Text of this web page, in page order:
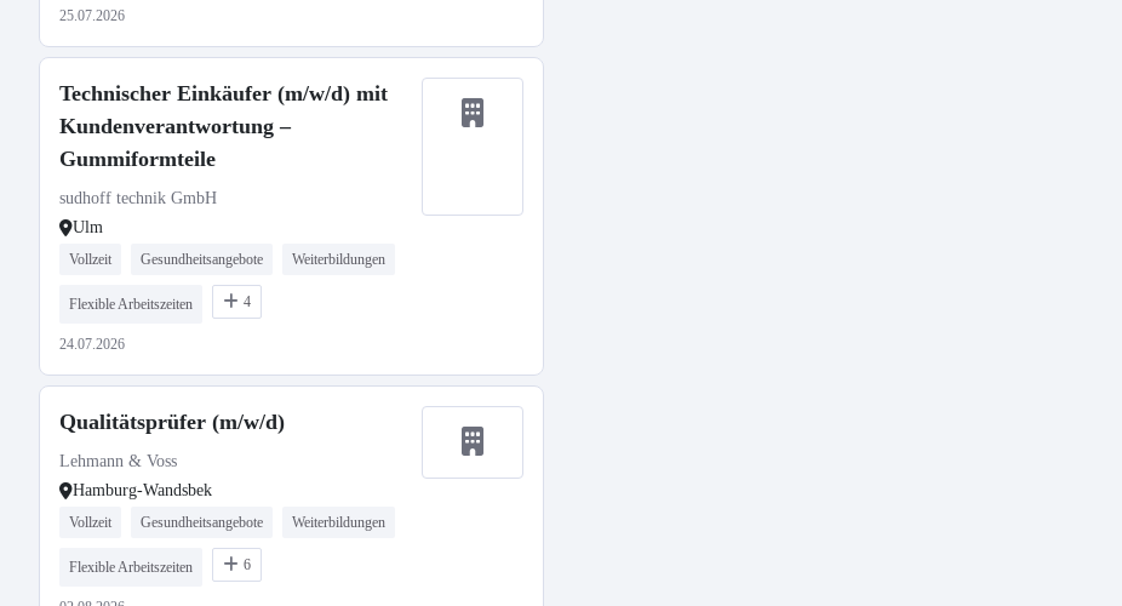
25.07.2026
Technischer Einkäufer (m/w/d) mit
Kundenverantwortung –
Gummiformteile
sudhoff technik GmbH
Ulm
Vollzeit Gesundheitsangebote Weiterbildungen
Flexible Arbeitszeiten 4
24.07.2026
Qualitätsprüfer (m/w/d)
Lehmann & Voss
Hamburg-Wandsbek
Vollzeit Gesundheitsangebote Weiterbildungen
Flexible Arbeitszeiten 6